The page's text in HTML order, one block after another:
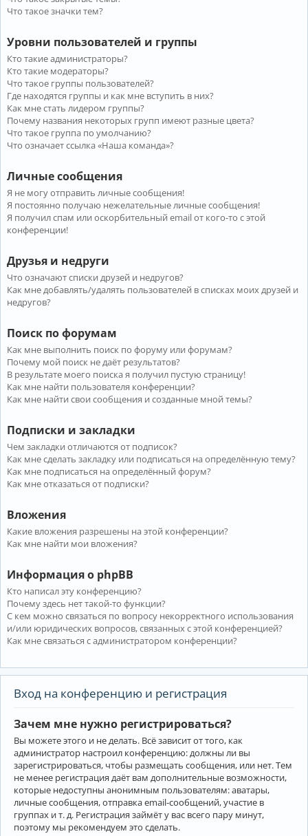
Что такое значки тем?
Уровни пользователей и группы
Кто такие администраторы?
Кто такие модераторы?
Что такое группы пользователей?
Где находятся группы и как мне вступить в них?
Как мне стать лидером группы?
Почему названия некоторых групп имеют разные цвета?
Что такое группа по умолчанию?
Что означает ссылка «Наша команда»?
Личные сообщения
Я не могу отправить личные сообщения!
Я постоянно получаю нежелательные личные сообщения!
Я получил спам или оскорбительный email от кого-то с этой
конференции!
Друзья и недруги
Что означают списки друзей и недругов?
Как мне добавлять/удалять пользователей в списках моих друзей и
недругов?
Поиск по форумам
Как мне выполнить поиск по форуму или форумам?
Почему мой поиск не даёт результатов?
В результате моего поиска я получил пустую страницу!
Как мне найти пользователя конференции?
Как мне найти свои сообщения и созданные мной темы?
Подписки и закладки
Чем закладки отличаются от подписок?
Как мне сделать закладку или подписаться на определённую тему?
Как мне подписаться на определённый форум?
Как мне отказаться от подписки?
Вложения
Какие вложения разрешены на этой конференции?
Как мне найти мои вложения?
Информация о phpBB
Кто написал эту конференцию?
Почему здесь нет такой-то функции?
С кем можно связаться по вопросу некорректного использования
и/или юридических вопросов, связанных с этой конференцией?
Как мне связаться с администратором конференции?
Вход на конференцию и регистрация
Зачем мне нужно регистрироваться?
Вы можете этого и не делать. Всё зависит от того, как
администратор настроил конференцию: должны ли вы
зарегистрироваться, чтобы размещать сообщения, или нет. Тем
не менее регистрация даёт вам дополнительные возможности,
которые недоступны анонимным пользователям: аватары,
личные сообщения, отправка email-сообщений, участие в
группах и т. д. Регистрация займёт у вас всего пару минут,
поэтому мы рекомендуем это сделать.